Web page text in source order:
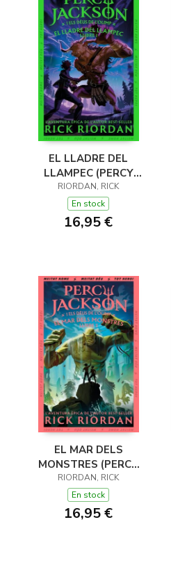
EL LLADRE DEL
LLAMPEC (PERCY
JACKSON I ELS DÉUS
DE L'OLIMP 1)
RIORDAN, RICK
En stock
16,95 €
EL MAR DELS
MONSTRES (PERCY
JACKSON I ELS DÉUS
DE L'OLIMP 2)
RIORDAN, RICK
En stock
16,95 €